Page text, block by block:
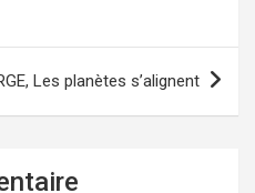
Les planètes s’alignent